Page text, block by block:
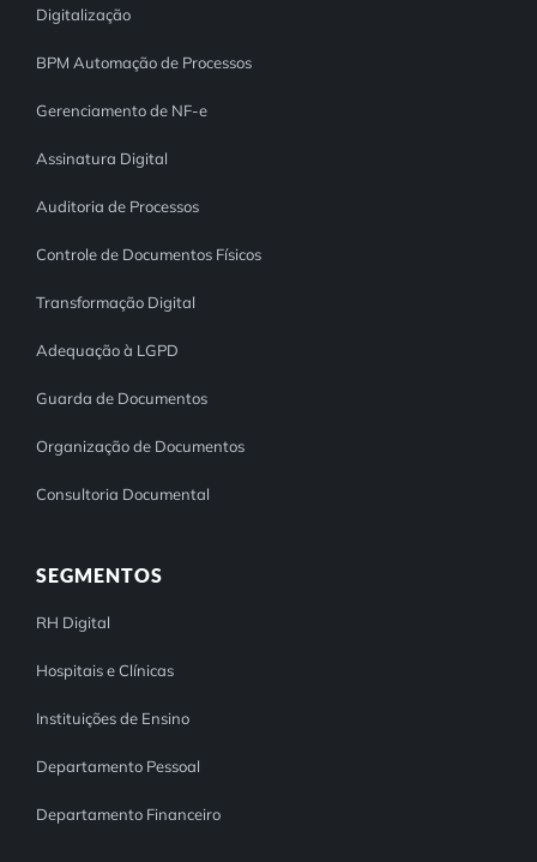
Digitalização
BPM Automação de Processos
Gerenciamento de NF-e
Assinatura Digital
Auditoria de Processos
Controle de Documentos Físicos
Transformação Digital
Adequação à LGPD
Guarda de Documentos
Organização de Documentos
Consultoria Documental
SEGMENTOS
RH Digital
Hospitais e Clínicas
Instituições de Ensino
Departamento Pessoal
Departamento Financeiro